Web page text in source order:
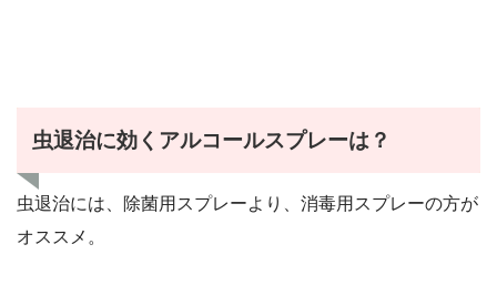
虫退治に効くアルコールスプレーは？
虫退治には、除菌用スプレーより、消毒用スプレーの方が
オススメ。